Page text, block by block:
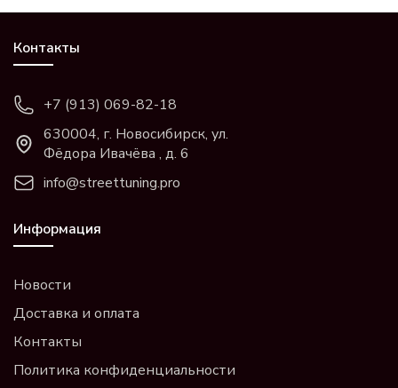
Контакты
+7 (913) 069-82-18
630004, г. Новосибирск, ул.
Фёдора Ивачёва , д. 6
info@streettuning.pro
Информация
Новости
Доставка и оплата
Контакты
Политика конфиденциальности